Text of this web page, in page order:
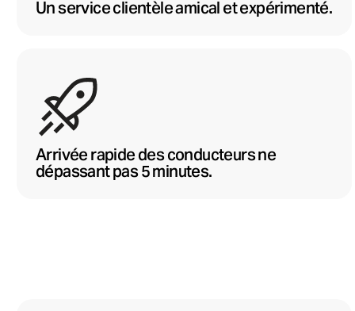
Un service clientèle amical et expérimenté.
Arrivée rapide des conducteurs ne
dépassant pas 5 minutes.